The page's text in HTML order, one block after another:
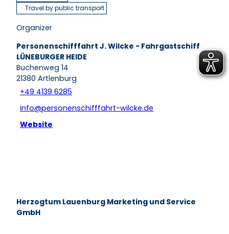
Travel by public transport
Organizer
Personenschifffahrt J. Wilcke - Fahrgastschiff
LÜNEBURGER HEIDE
Buchenweg 14
21380 Artlenburg
+49 4139 6285
info@personenschifffahrt-wilcke.de
Website
Herzogtum Lauenburg Marketing und Service
GmbH